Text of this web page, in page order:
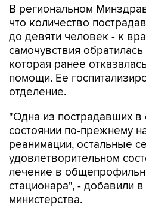
В региональном
что количество
до девяти человек - к
самочувствия
которая ранее
помощи. Ее
отделение.
"Одна из пострадавших в
состоянии по-прежнему
реанимации, остальные
удовлетворительном
лечение в
стационара", - добавили
министерства.